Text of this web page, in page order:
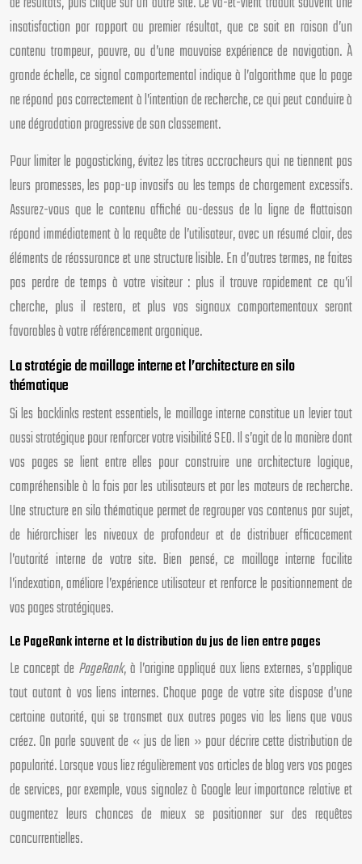
insatisfaction par rapport au premier résultat, que ce soit en raison d’un
contenu trompeur, pauvre, ou d’une mauvaise expérience de navigation. À
grande échelle, ce signal comportemental indique à l’algorithme que la page
ne répond pas correctement à l’intention de recherche, ce qui peut conduire à
une dégradation progressive de son classement.
Pour limiter le pogosticking, évitez les titres accrocheurs qui ne tiennent pas
leurs promesses, les pop-up invasifs ou les temps de chargement excessifs.
Assurez-vous que le contenu affiché au-dessus de la ligne de flottaison
répond immédiatement à la requête de l’utilisateur, avec un résumé clair, des
éléments de réassurance et une structure lisible. En d’autres termes, ne faites
pas perdre de temps à votre visiteur : plus il trouve rapidement ce qu’il
cherche, plus il restera, et plus vos signaux comportementaux seront
favorables à votre référencement organique.
La stratégie de maillage interne et l’architecture en silo
thématique
Si les backlinks restent essentiels, le maillage interne constitue un levier tout
aussi stratégique pour renforcer votre visibilité SEO. Il s’agit de la manière dont
vos pages se lient entre elles pour construire une architecture logique,
compréhensible à la fois par les utilisateurs et par les moteurs de recherche.
Une structure en silo thématique permet de regrouper vos contenus par sujet,
de hiérarchiser les niveaux de profondeur et de distribuer efficacement
l’autorité interne de votre site. Bien pensé, ce maillage interne facilite
l’indexation, améliore l’expérience utilisateur et renforce le positionnement de
vos pages stratégiques.
Le PageRank interne et la distribution du jus de lien entre pages
Le concept de PageRank, à l’origine appliqué aux liens externes, s’applique
tout autant à vos liens internes. Chaque page de votre site dispose d’une
certaine autorité, qui se transmet aux autres pages via les liens que vous
créez. On parle souvent de « jus de lien » pour décrire cette distribution de
popularité. Lorsque vous liez régulièrement vos articles de blog vers vos pages
de services, par exemple, vous signalez à Google leur importance relative et
augmentez leurs chances de mieux se positionner sur des requêtes
concurrentielles.